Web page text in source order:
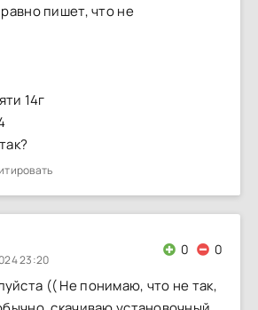
пишет, что не
14г
23:20
0 0
(( Не понимаю, что не так,